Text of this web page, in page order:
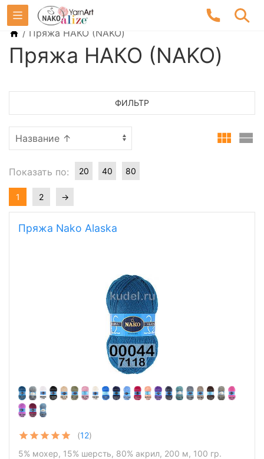
/ Пряжа НАКО (NAKO)
Пряжа НАКО (NAKO)
ФИЛЬТР
Показать по: 20 40 80
1 2 →
Пряжа Nako Alaska
(12)
5% мохер, 15% шерсть, 80% акрил, 200 м, 100 гр.